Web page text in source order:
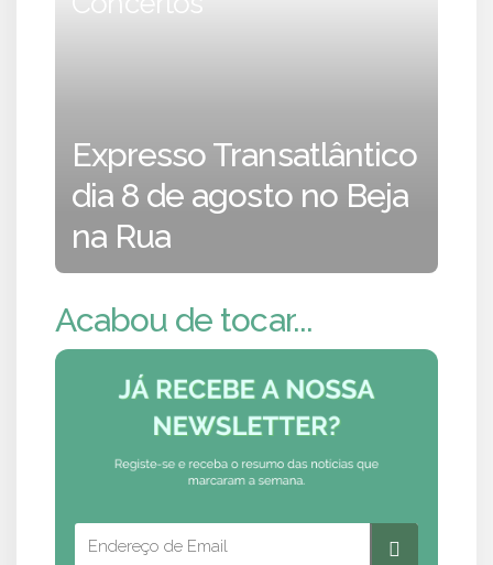
Expresso Transatlântico
dia 8 de agosto no Beja
na Rua
Acabou de tocar...